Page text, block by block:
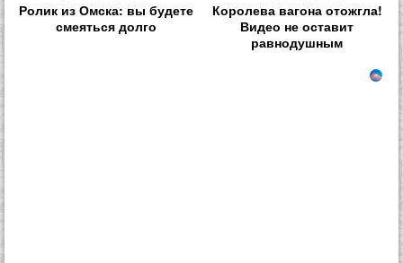
Ролик из Омска: вы будете
смеяться долго
Королева вагона отожгла!
Видео не оставит
равнодушным